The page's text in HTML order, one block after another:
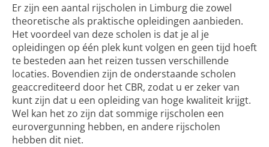
Er zijn een aantal rijscholen in Limburg die zowel
theoretische als praktische opleidingen aanbieden.
Het voordeel van deze scholen is dat je al je
opleidingen op één plek kunt volgen en geen tijd hoeft
te besteden aan het reizen tussen verschillende
locaties. Bovendien zijn de onderstaande scholen
geaccrediteerd door het CBR, zodat u er zeker van
kunt zijn dat u een opleiding van hoge kwaliteit krijgt.
Wel kan het zo zijn dat sommige rijscholen een
eurovergunning hebben, en andere rijscholen
hebben dit niet.